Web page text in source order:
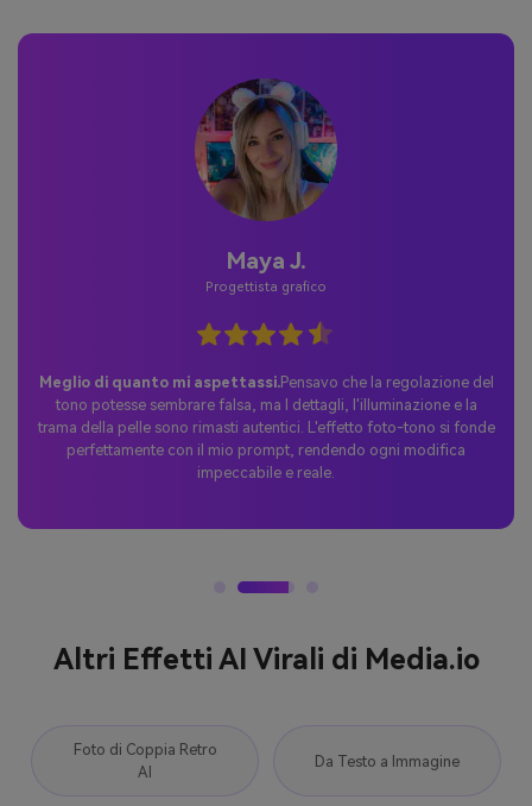
Giordania P.
Utente occasionale
La sorpresa perfetta per TikTok. Ho partecipato al trend AI
sui toni della pelle e ho condiviso i miei risultati su TikTok.
Le reazioni sono state incredibili: le persone hanno adorato
la naturale corrispondenza cromatica tra viso e collo e le
creative variazioni dei toni della pelle, e il post è diventato
Altri Effetti AI Virali di Media.io
Foto di Coppia Retro
AI
Da Testo a Immagine